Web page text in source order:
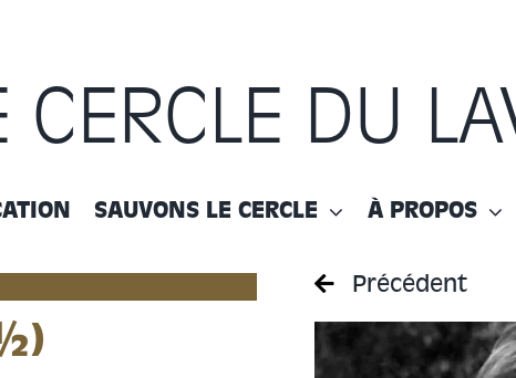
CERCLE DU
SAUVONS LE CERCLE À PROPOS
Précédent